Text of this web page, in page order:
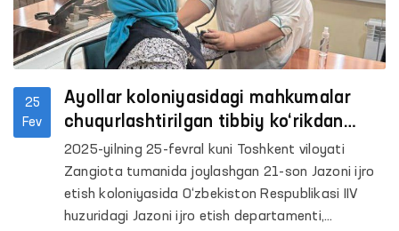
25
Fev
Ayollar koloniyasidagi mahkumalar
chuqurlashtirilgan tibbiy ko‘rikdan
o‘tkazildi
2025-yilning 25-fevral kuni Toshkent viloyati
Zangiota tumanida joylashgan 21-son Jazoni ijro
etish koloniyasida O‘zbekiston Respublikasi IIV
huzuridagi Jazoni ijro etish departamenti,